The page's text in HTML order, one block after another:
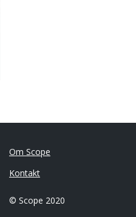
Om Scope
Kontakt
© Scope 2020